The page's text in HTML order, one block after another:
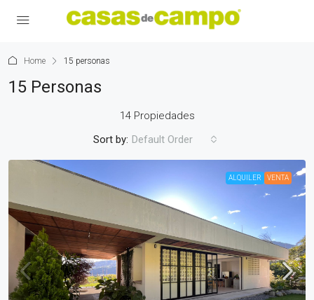
Home 15 personas
15 Personas
14 Propiedades
Sort by: Default Order
ALQUILER VENTA